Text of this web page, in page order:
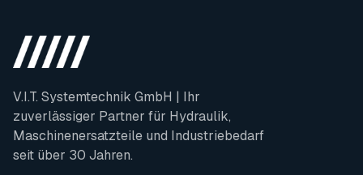
V.I.T. Systemtechnik GmbH | Ihr
zuverlässiger Partner für Hydraulik,
Maschinenersatzteile und Industriebedarf
seit über 30 Jahren.